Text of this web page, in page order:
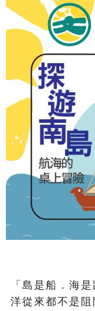
「島是船．海
洋從來都不是